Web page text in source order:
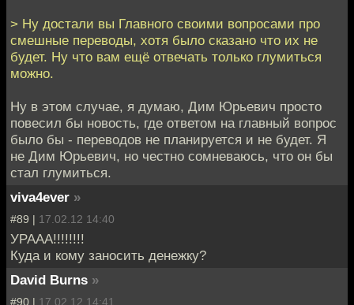
> Ну достали вы Главного своими вопросами про
смешные переводы, хотя было сказано что их не
будет. Ну что вам ещё отвечать только глумиться
можно.
Ну в этом случае, я думаю, Дим Юрьевич просто
повесил бы новость, где ответом на главный вопрос
было бы - переводов не планируется и не будет. Я
не Дим Юрьевич, но честно сомневаюсь, что он бы
стал глумиться.
viva4ever »
#89 | 17.02.12 14:40
УРААА!!!!!!!!
Куда и кому заносить денежку?
David Burns »
#90 | 17.02.12 14:41